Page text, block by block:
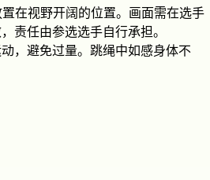
在视野开阔的位置。画面需在选手
责任由参选选手自行承担。
，避免过量。跳绳中如感身体不